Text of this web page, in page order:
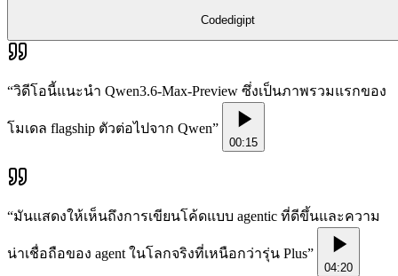
Codedigipt
“วิดีโอนี้แนะนำ Qwen3.6-Max-Preview ซึ่งเป็นภาพรวมแรกของ
โมเดล flagship ตัวต่อไปจาก Qwen”
00:15
“มันแสดงให้เห็นถึงการเขียนโค้ดแบบ agentic ที่ดีขึ้นและความ
น่าเชื่อถือของ agent ในโลกจริงที่เหนือกว่ารุ่น Plus”
04:20